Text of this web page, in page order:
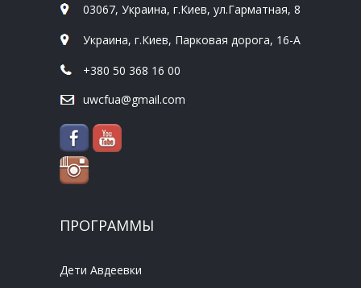
03067, Украина, г.Киев, ул.Гарматная, 8
Украина, г.Киев, Парковая дорога, 16-А
+380 50 368 16 00
uwcfua@gmail.com
ПРОГРАММЫ
Дети Авдеевки